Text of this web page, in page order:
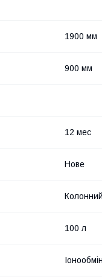
1900 мм
900 мм
12 мес
Нове
100 л